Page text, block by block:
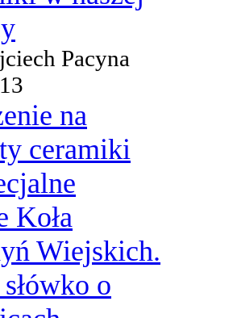
Pacyna
na
ceramiki
Koła
Wiejskich.
o